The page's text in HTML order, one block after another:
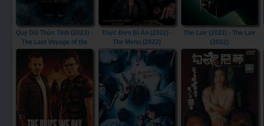
Quỷ Dữ Thức Tỉnh (2023) -
The Last Voyage of the
Thực Đơn Bí Ẩn (2022) -
The Menu (2022)
The Lair (2022) - The Lair
(2022)